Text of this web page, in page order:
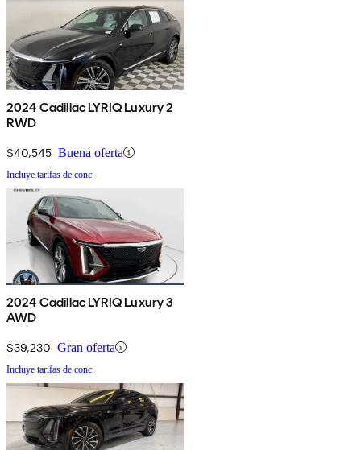
2024 Cadillac LYRIQ Luxury 2
RWD
$40,545 Buena oferta
Incluye tarifas de conc.
2024 Cadillac LYRIQ Luxury 3
AWD
$39,230 Gran oferta
Incluye tarifas de conc.